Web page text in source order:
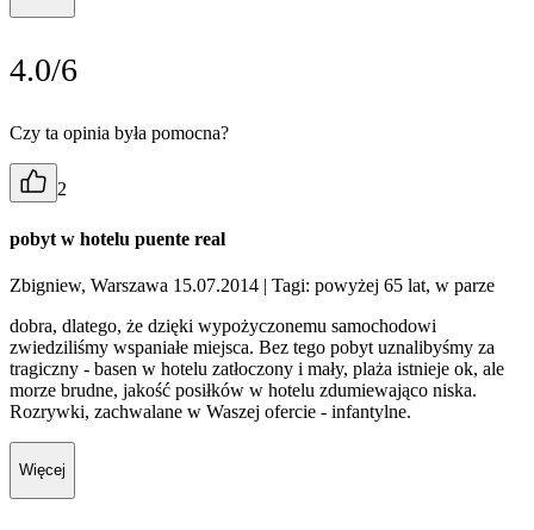
4.0/6
Czy ta opinia była pomocna?
2
pobyt w hotelu puente real
Zbigniew, Warszawa 15.07.2014 | Tagi: powyżej 65 lat, w parze
dobra, dlatego, że dzięki wypożyczonemu samochodowi
zwiedziliśmy wspaniałe miejsca. Bez tego pobyt uznalibyśmy za
tragiczny - basen w hotelu zatłoczony i mały, plaża istnieje ok, ale
morze brudne, jakość posiłków w hotelu zdumiewająco niska.
Rozrywki, zachwalane w Waszej ofercie - infantylne.
Więcej